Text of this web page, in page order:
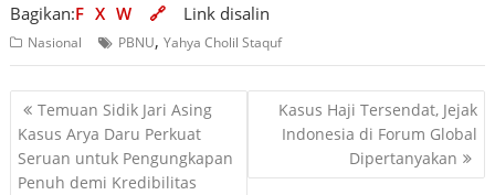
Bagikan:F X W 🔗 Link disalin
Nasional PBNU,Yahya Cholil Staquf
Navigasi
pos
Temuan Sidik Jari Asing
Kasus Arya Daru Perkuat
Seruan untuk Pengungkapan
Penuh demi Kredibilitas
Kasus Haji Tersendat, Jejak
Indonesia di Forum Global
Dipertanyakan